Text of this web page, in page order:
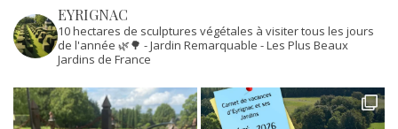
EYRIGNAC
10 hectares de sculptures végétales à visiter tous les jours
de l'année 🌿🌳 - Jardin Remarquable - Les Plus Beaux
Jardins de France